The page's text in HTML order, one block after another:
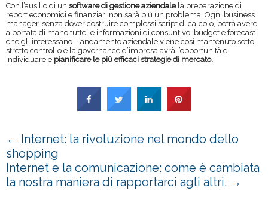
Con l’ausilio di un software di gestione aziendalela preparazione di
report economici e finanziari non sarà più un problema. Ogni business
manager, senza dover costruire complessi script di calcolo, potrà avere
a portata di mano tutte le informazioni di consuntivo, budget e forecast
che gli interessano. L’andamento aziendale viene così mantenuto sotto
stretto controllo e la governance d’impresa avrà l’opportunità di
individuare e pianificare le più efficaci strategie di mercato.
← Internet: la rivoluzione nel mondo dello
shopping
Internet e la comunicazione: come è cambiata
la nostra maniera di rapportarci agli altri. →